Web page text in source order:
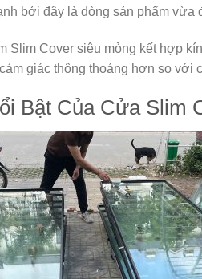
bởi đây là dòng sản phẩm vừa
Slim Cover siêu mỏng kết hợp
giác thông thoáng hơn so với
Bật Của Cửa Slim